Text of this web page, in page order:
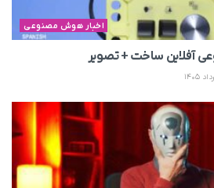
اخبار هوش مصنوعی
آفلاین ساخت + تصویر